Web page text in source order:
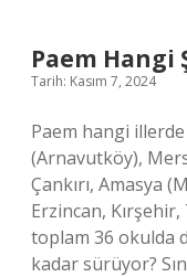
Paem Hangi
Tarih: Kasım 7, 2024
Paem hangi
(Arnavutköy),
Çankırı, Amasya
Erzincan,
toplam 36 okulda
kadar sürüyor?